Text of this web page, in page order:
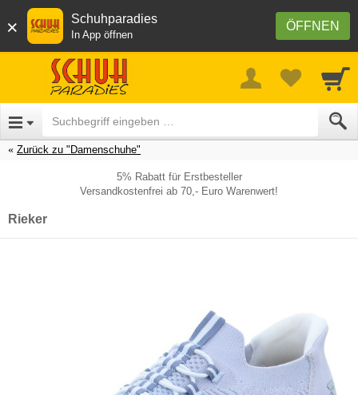
× ÖFFNEN
Schuhparadies
In App öffnen
Zurück zu "Damenschuhe"
5% Rabatt für Erstbesteller
Versandkostenfrei ab 70,- Euro Warenwert!
Rieker